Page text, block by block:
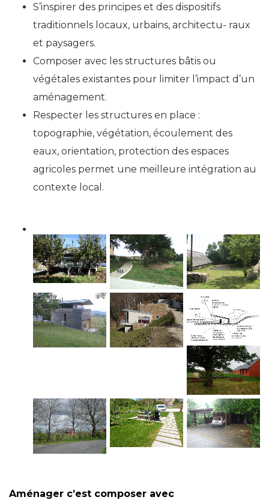
S’inspirer des principes et des dispositifs
traditionnels locaux, urbains, architectu- raux
et paysagers.
Composer avec les structures bâtis ou
végétales existantes pour limiter l’impact d’un
aménagement.
Respecter les structures en place :
topographie, végétation, écoulement des
eaux, orientation, protection des espaces
agricoles permet une meilleure intégration au
contexte local.
Aménager c’est composer avec